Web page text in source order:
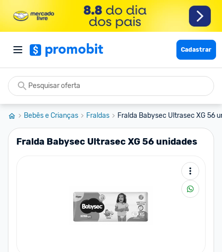
Cadastrar
Bebês e Crianças Fraldas Fralda Babysec Ultrasec XG 56
Fralda Babysec Ultrasec XG 56 unidades